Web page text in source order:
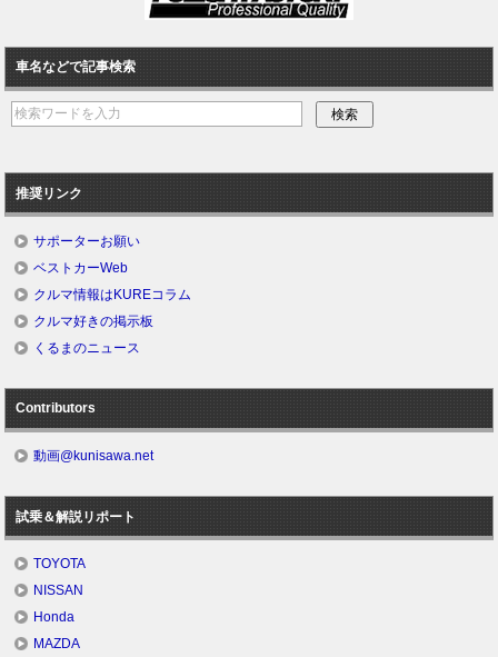
車名などで記事検索
推奨リンク
サポーターお願い
ベストカーWeb
クルマ情報はKUREコラム
クルマ好きの掲示板
くるまのニュース
Contributors
動画@kunisawa.net
試乗＆解説リポート
TOYOTA
NISSAN
Honda
MAZDA